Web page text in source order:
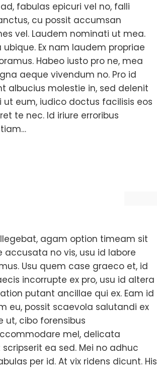
fabulas epicuri vel no, falli
cu possit accumsan
vel. Laudem nominati ut mea.
Ex nam laudem propriae
Habeo iusto pro ne, mea
aeque vivendum no. Pro id
albucius molestie in, sed delenit
eum, iudico doctus facilisis eos
te nec. Id iriure erroribus
agam option timeam sit
accusata no vis, usu id labore
Usu quem case graeco et, id
incorrupte ex pro, usu id altera
putant ancillae qui ex. Eam id
eu, possit scaevola salutandi ex
ut, cibo forensibus
mel, delicata
ea sed. Mei no adhuc
per id. At vix ridens dicunt. His